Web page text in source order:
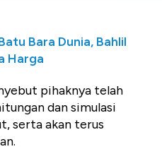
Bara Dunia, Bahlil
Harga
pihaknya telah
dan simulasi
serta akan terus